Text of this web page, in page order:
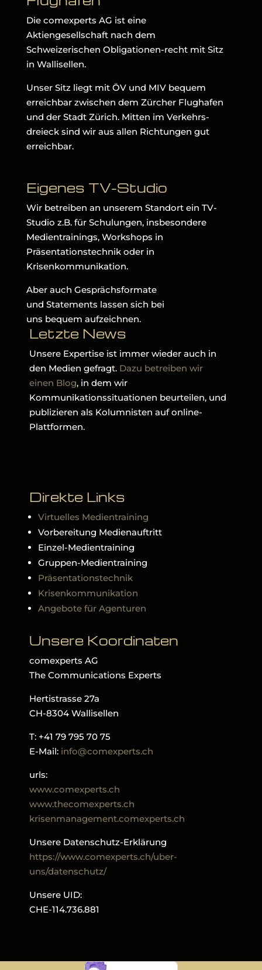
Die comexperts AG ist eine
Aktiengesellschaft nach dem
Schweizerischen Obligationen-recht mit Sitz
in Wallisellen.
Unser Sitz liegt mit ÖV und MIV bequem
erreichbar zwischen dem Zürcher Flughafen
und der Stadt Zürich. Mitten im Verkehrs-
dreieck sind wir aus allen Richtungen gut
erreichbar.
Eigenes TV-Studio
Wir betreiben an unserem Standort ein TV-
Studio z.B. für Schulungen, insbesondere
Medientrainings, Workshops in
Präsentationstechnik oder in
Krisenkommunikation.
Aber auch Gesprächsformate
und Statements lassen sich bei
uns bequem aufzeichnen.
Letzte News
Unsere Expertise ist immer wieder auch in
den Medien gefragt. Dazu betreiben wir
einen Blog, in dem wir
Kommunikationssituationen beurteilen, und
publizieren als Kolumnisten auf online-
Plattformen.
Direkte Links
Virtuelles Medientraining
Vorbereitung Medienauftritt
Einzel-Medientraining
Gruppen-Medientraining
Präsentationstechnik
Krisenkommunikation
Angebote für Agenturen
Unsere Koordinaten
comexperts AG
The Communications Experts
Hertistrasse 27a
CH-8304 Wallisellen
T: +41 79 795 70 75
E-Mail: info@comexperts.ch
urls:
www.comexperts.ch
www.thecomexperts.ch
krisenmanagement.comexperts.ch
Unsere Datenschutz-Erklärung
https://www.comexperts.ch/uber-
uns/datenschutz/
Unsere UID:
CHE-114.736.881